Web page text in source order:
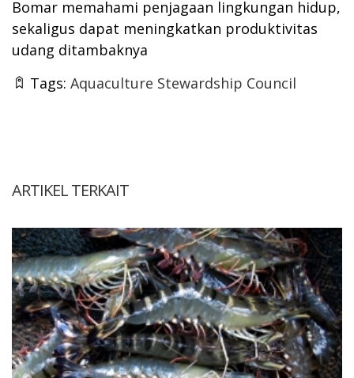
Bomar memahami penjagaan lingkungan hidup,
sekaligus dapat meningkatkan produktivitas
udang ditambaknya
Tags: Aquaculture Stewardship Council
ARTIKEL TERKAIT